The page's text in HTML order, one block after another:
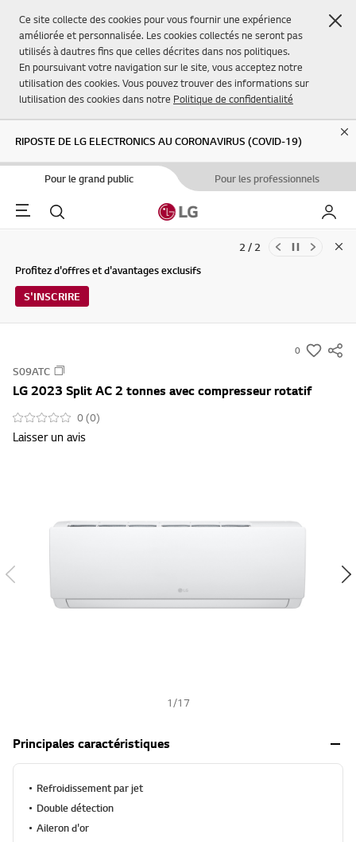
Ce site collecte des cookies pour vous fournir une expérience
améliorée et personnalisée. Les cookies collectés ne seront pas
utilisés à dautres fins que celles décrites dans nos politiques.
En poursuivant votre navigation sur le site, vous acceptez notre
utilisation des cookies. Vous pouvez trouver des informations sur
lutilisation des cookies dans notre Politique de confidentialité
RIPOSTE DE LG ELECTRONICS AU CORONAVIRUS (COVID-19)
Pour le grand public Pour les professionnels
Menu Rechercher Mon
Mises à jour des Conditions d'utilisation du Service et de la Politique
de confidentialité de LG Electronics (29/04/2026)
Profitez d'offres et d'avantages exclusifs
S'INSCRIRE
2 / 2
0
s
S09ATC
LG 2023 Split AC 2 tonnes avec compresseur rotatif
0 (0)
Laisser un avis
1 /17
Principales caractéristiques
Refroidissement par jet
Double détection
Aileron d'or